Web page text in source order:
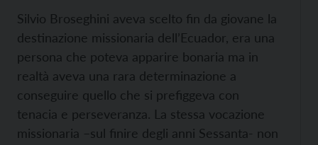
Silvio Broseghini aveva scelto fin da giovane la
destinazione missionaria dell’Ecuador, era una
persona che poteva apparire bonaria ma in
realtà aveva una rara determinazione a
conseguire quello che si prefiggeva con
tenacia e perseveranza. La stessa vocazione
missionaria –sul finire degli anni Sessanta- non